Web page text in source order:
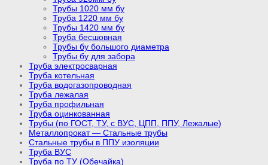
Трубы 1020 мм бу
Труба 1220 мм бу
Трубы 1420 мм бу
Труба бесшовная
Трубы бу большого диаметра
Трубы бу для забора
Труба электросварная
Труба котельная
Труба водогазопроводная
Труба лежалая
Труба профильная
Труба оцинкованная
Трубы (по ГОСТ, ТУ, с ВУС, ЦПП, ППУ, Лежалые)
Металлопрокат — Стальные трубы
Стальные трубы в ППУ изоляции
Труба ВУС
Труба по ТУ (Обечайка)